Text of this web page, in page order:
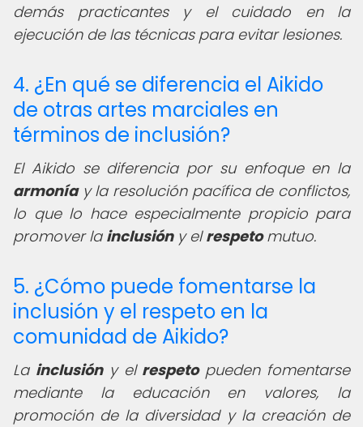
demás practicantes y el cuidado en la
ejecución de las técnicas para evitar lesiones.
4. ¿En qué se diferencia el Aikido
de otras artes marciales en
términos de inclusión?
El Aikido se diferencia por su enfoque en la
armoníay la resolución pacífica de conflictos,
lo que lo hace especialmente propicio para
promover la inclusióny elrespetomutuo.
5. ¿Cómo puede fomentarse la
inclusión y el respeto en la
comunidad de Aikido?
La inclusióny el respetopueden fomentarse
mediante la educación en valores, la
promoción de la diversidad y la creación de